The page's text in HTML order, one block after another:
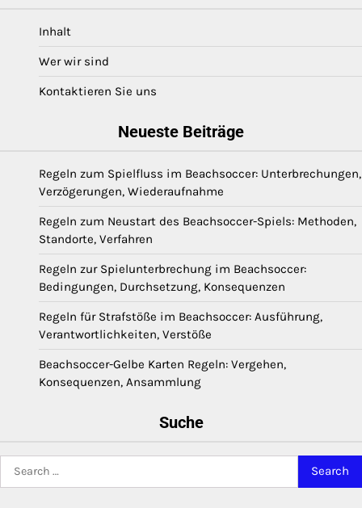
Inhalt
Wer wir sind
Kontaktieren Sie uns
Neueste Beiträge
Regeln zum Spielfluss im Beachsoccer: Unterbrechungen,
Verzögerungen, Wiederaufnahme
Regeln zum Neustart des Beachsoccer-Spiels: Methoden,
Standorte, Verfahren
Regeln zur Spielunterbrechung im Beachsoccer:
Bedingungen, Durchsetzung, Konsequenzen
Regeln für Strafstöße im Beachsoccer: Ausführung,
Verantwortlichkeiten, Verstöße
Beachsoccer-Gelbe Karten Regeln: Vergehen,
Konsequenzen, Ansammlung
Suche